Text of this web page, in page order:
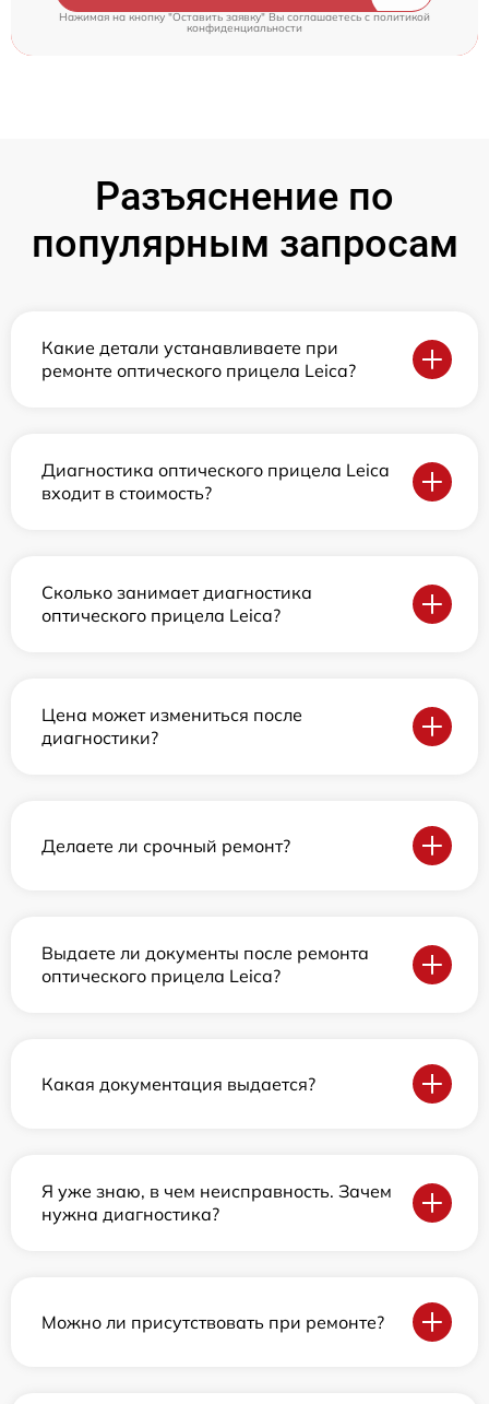
Нажимая на кнопку "Оставить заявку" Вы соглашаетесь cполитикой
конфиденциальности
Разъяснение по
популярным запросам
Какие детали устанавливаете при
ремонте оптического прицела Leica?
Диагностика оптического прицела Leica
входит в стоимость?
Сколько занимает диагностика
оптического прицела Leica?
Цена может измениться после
диагностики?
Делаете ли срочный ремонт?
Выдаете ли документы после ремонта
оптического прицела Leica?
Какая документация выдается?
Я уже знаю, в чем неисправность. Зачем
нужна диагностика?
Можно ли присутствовать при ремонте?